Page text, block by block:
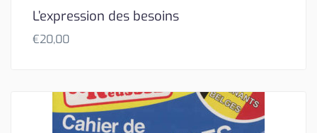
L’expression des besoins
€20,00